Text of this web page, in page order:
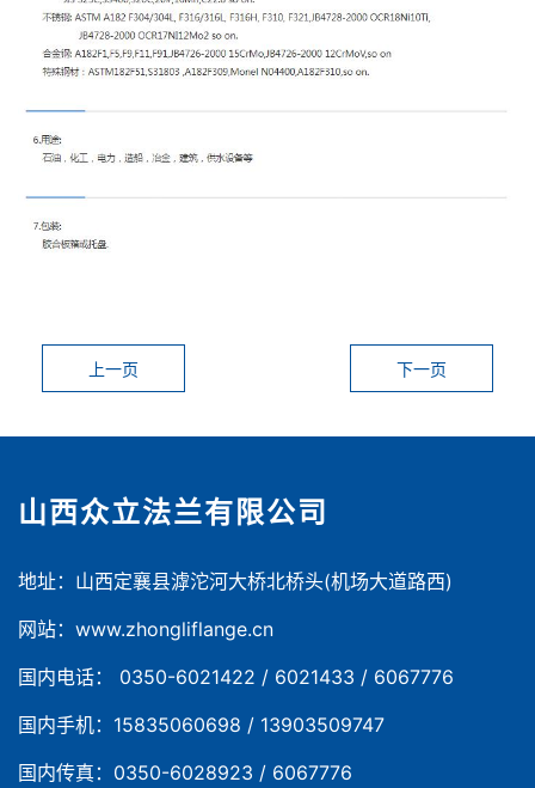
上一页 下一页
山西众立法兰有限公司
地址：山西定襄县滹沱河大桥北桥头(机场大道路西)
网站：www.zhongliflange.cn
国内电话： 0350-6021422 / 6021433 / 6067776
国内手机：15835060698 / 13903509747
国内传真：0350-6028923 / 6067776